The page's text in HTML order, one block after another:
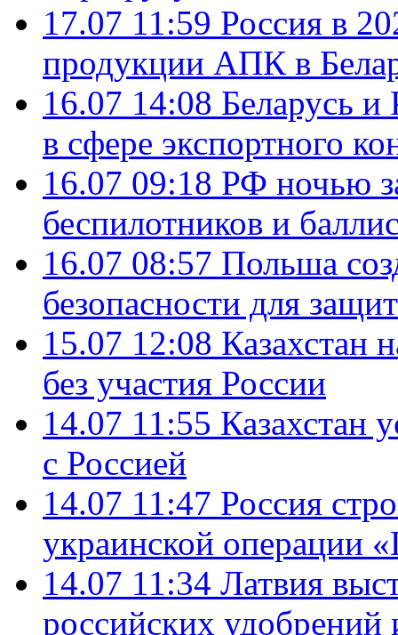
17.07 11:59 Россия в
продукции АПК в
16.07 14:08 Беларусь и
в сфере экспортного
16.07 09:18 РФ ночью
беспилотников и
16.07 08:57 Польша
безопасности для
15.07 12:08 Казахстан
без участия России
14.07 11:55 Казахстан
с Россией
14.07 11:47 Россия
украинской операции
14.07 11:34 Латвия
российских